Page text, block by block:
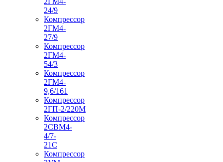
24/9
Компрессор
2ГМ4-
27/9
Компрессор
2ГМ4-
54/3
Компрессор
2ГМ4-
9,6/161
Компрессор
2ГП-2/220М
Компрессор
2СВМ4-
4/7-
21С
Компрессор